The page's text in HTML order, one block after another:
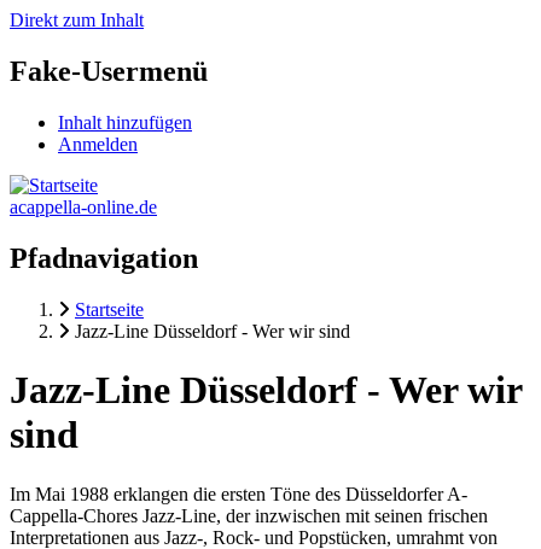
Direkt zum Inhalt
Fake-Usermenü
Inhalt hinzufügen
Anmelden
acappella-online.de
Pfadnavigation
Startseite
Jazz-Line Düsseldorf - Wer wir sind
Jazz-Line Düsseldorf - Wer wir
sind
Im Mai 1988 erklangen die ersten Töne des Düsseldorfer A-
Cappella-Chores Jazz-Line, der inzwischen mit seinen frischen
Interpretationen aus Jazz-, Rock- und Popstücken, umrahmt von